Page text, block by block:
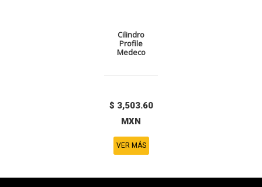
Cilindro
Profile
Medeco
$ 3,503.60
MXN
VER MÁS